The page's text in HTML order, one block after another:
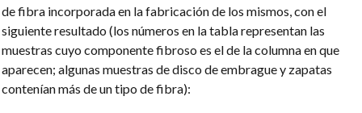
de fibra incorporada en la fabricación de los mismos, con el
siguiente resultado (los números en la tabla representan las
muestras cuyo componente fibroso es el de la columna en que
aparecen; algunas muestras de disco de embrague y zapatas
contenían más de un tipo de fibra):